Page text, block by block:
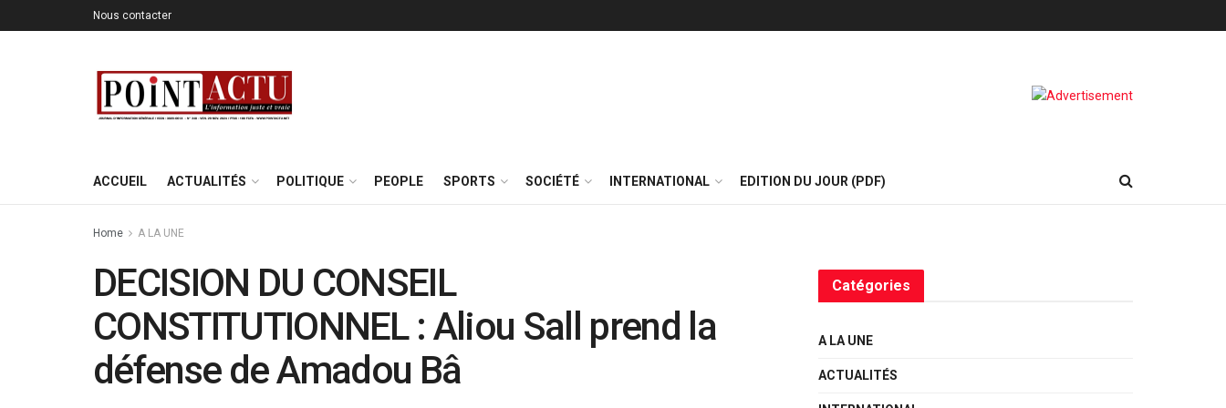
Nous contacter
ACCUEIL ACTUALITÉS POLITIQUE PEOPLE SPORTS SOCIÉTÉ INTERNATIONAL EDITION DU JOUR (PDF)
Home A LA UNE
DECISION DU CONSEIL
CONSTITUTIONNEL : Aliou Sall prend la
défense de Amadou Bâ
Catégories
A LA UNE
ACTUALITÉS